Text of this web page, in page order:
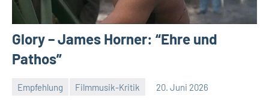
Glory – James Horner: “Ehre und
Pathos”
Empfehlung Filmmusik-Kritik 20. Juni 2026